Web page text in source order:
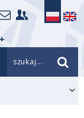
szukaj...